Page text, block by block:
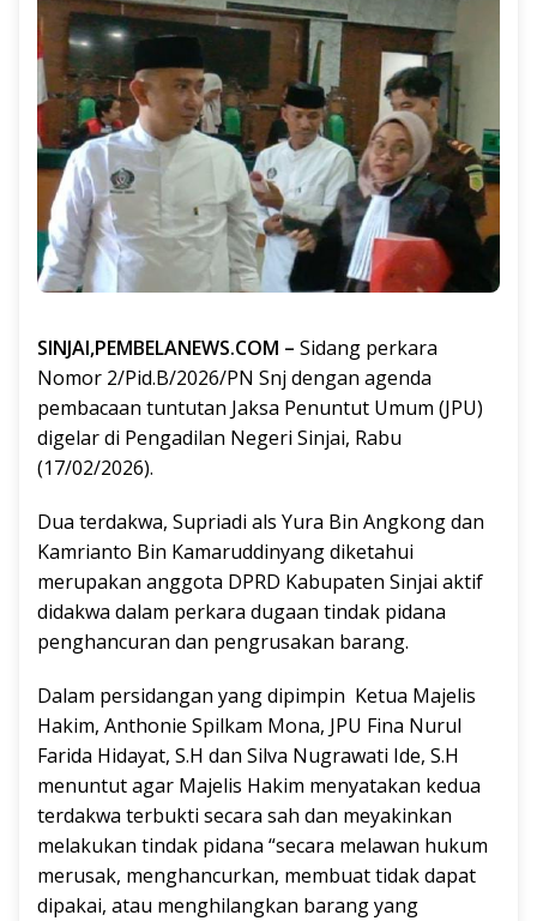
SINJAI,PEMBELANEWS.COM – Sidang perkara
Nomor 2/Pid.B/2026/PN Snj dengan agenda
pembacaan tuntutan Jaksa Penuntut Umum (JPU)
digelar di Pengadilan Negeri Sinjai, Rabu
(17/02/2026).
Dua terdakwa, Supriadi als Yura Bin Angkong dan
Kamrianto Bin Kamaruddinyang diketahui
merupakan anggota DPRD Kabupaten Sinjai aktif
didakwa dalam perkara dugaan tindak pidana
penghancuran dan pengrusakan barang.
Dalam persidangan yang dipimpin Ketua Majelis
Hakim, Anthonie Spilkam Mona, JPU Fina Nurul
Farida Hidayat, S.H dan Silva Nugrawati Ide, S.H
menuntut agar Majelis Hakim menyatakan kedua
terdakwa terbukti secara sah dan meyakinkan
melakukan tindak pidana “secara melawan hukum
merusak, menghancurkan, membuat tidak dapat
dipakai, atau menghilangkan barang yang